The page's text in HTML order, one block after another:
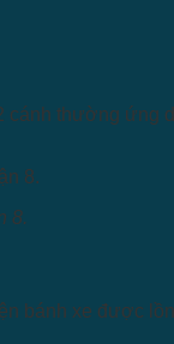
thường ứng
8.
bánh xe được